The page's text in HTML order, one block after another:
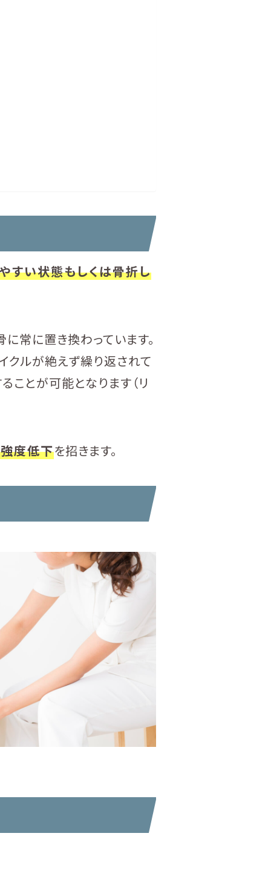
すい状態もしくは骨折し
常に置き換わっています。
ルが絶えず繰り返されて
ことが可能となります（リ
度低下を招きます。